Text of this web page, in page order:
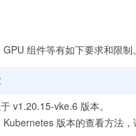
组件等有如下要求和限
v1.20.15-vke.6 版本。
Kubernetes 版本的查看方法，